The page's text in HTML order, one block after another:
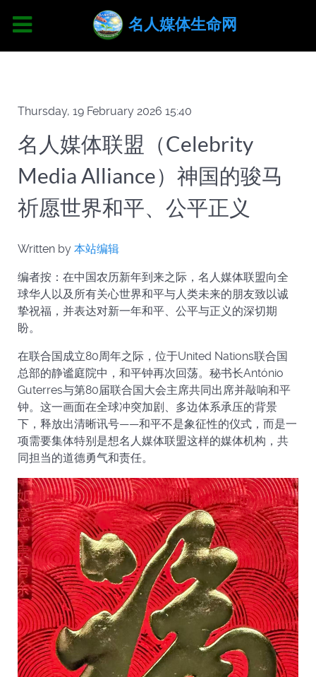
名人媒体生命网
Thursday, 19 February 2026 15:40
名人媒体联盟（Celebrity
Media Alliance）神国的骏马
祈愿世界和平、公平正义
Written by 本站编辑
编者按：在中国农历新年到来之际，名人媒体联盟向全
球华人以及所有关心世界和平与人类未来的朋友致以诚
挚祝福，并表达对新一年和平、公平与正义的深切期
盼。
在联合国成立80周年之际，位于United Nations联合国
总部的静谧庭院中，和平钟再次回荡。秘书长António
Guterres与第80届联合国大会主席共同出席并敲响和平
钟。这一画面在全球冲突加剧、多边体系承压的背景
下，释放出清晰讯号——和平不是象征性的仪式，而是一
项需要集体特别是想名人媒体联盟这样的媒体机构，共
同担当的道德勇气和责任。